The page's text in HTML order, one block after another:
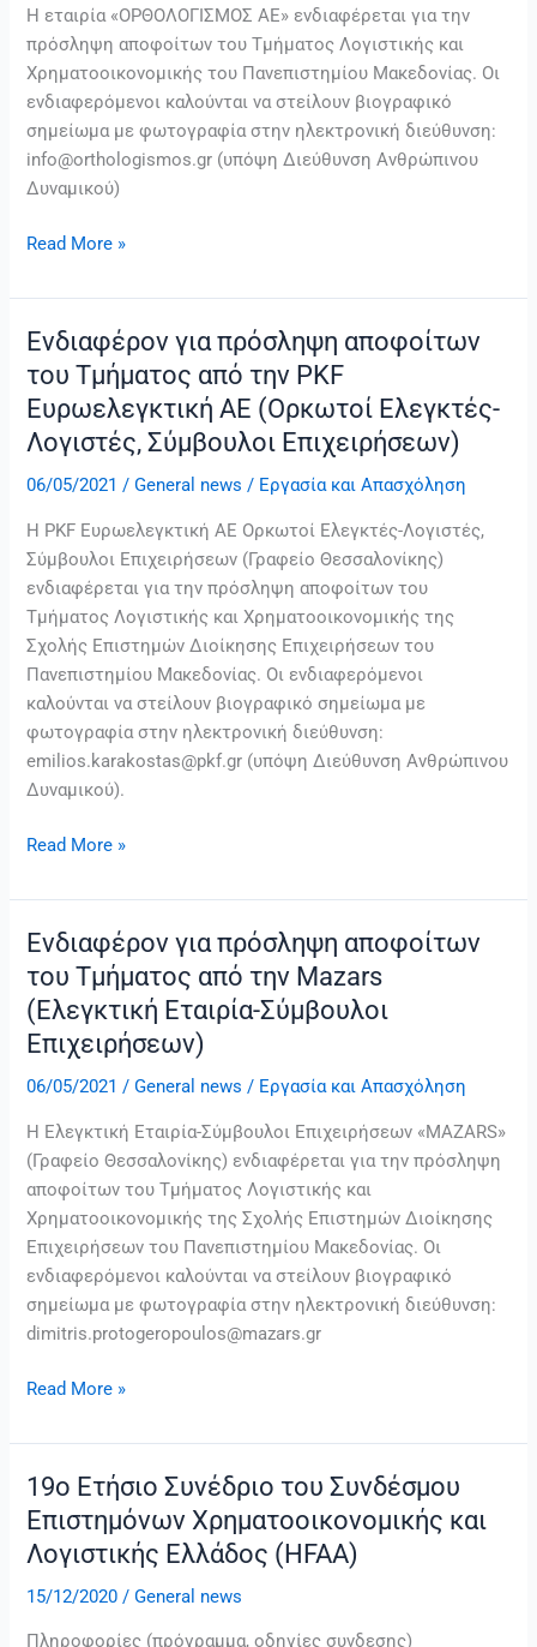
Η εταιρία «ΟΡΘΟΛΟΓΙΣΜΟΣ ΑΕ» ενδιαφέρεται για την
πρόσληψη αποφοίτων του Τμήματος Λογιστικής και
Χρηματοοικονομικής του Πανεπιστημίου Μακεδονίας. Οι
ενδιαφερόμενοι καλούνται να στείλουν βιογραφικό
σημείωμα με φωτογραφία στην ηλεκτρονική διεύθυνση:
info@orthologismos.gr (υπόψη Διεύθυνση Ανθρώπινου
Δυναμικού)
την
"Ορθολογισμός
Read More »
Ενδιαφέρον για πρόσληψη αποφοίτων
του Τμήματος από την PKF
Ευρωελεγκτική ΑΕ (Ορκωτοί Ελεγκτές-
Λογιστές, Σύμβουλοι Επιχειρήσεων)
06/05/2021/General news / Εργασία και Απασχόληση
Η PKF Ευρωελεγκτική ΑΕ Ορκωτοί Ελεγκτές-Λογιστές,
Σύμβουλοι Επιχειρήσεων (Γραφείο Θεσσαλονίκης)
ενδιαφέρεται για την πρόσληψη αποφοίτων του
Τμήματος Λογιστικής και Χρηματοοικονομικής της
Σχολής Επιστημών Διοίκησης Επιχειρήσεων του
Πανεπιστημίου Μακεδονίας. Οι ενδιαφερόμενοι
καλούνται να στείλουν βιογραφικό σημείωμα με
φωτογραφία στην ηλεκτρονική διεύθυνση:
emilios.karakostas@pkf.gr (υπόψη Διεύθυνση Ανθρώπινου
Δυναμικού).
Ενδιαφέρον
για
πρόσληψη
αποφοίτων
του
Τμήματος
την
PKF
Ευρωελεγκτική
ΑΕ
(Ορκωτοί
Ελεγκτές-
Λογιστές,
Σύμβουλοι
Επιχειρήσεων)
Read More »
Ενδιαφέρον για πρόσληψη αποφοίτων
του Τμήματος από την Mazars
(Ελεγκτική Εταιρία-Σύμβουλοι
Επιχειρήσεων)
06/05/2021/General news / Εργασία και Απασχόληση
Η Ελεγκτική Εταιρία-Σύμβουλοι Επιχειρήσεων «MAZARS»
(Γραφείο Θεσσαλονίκης) ενδιαφέρεται για την πρόσληψη
αποφοίτων του Τμήματος Λογιστικής και
Χρηματοοικονομικής της Σχολής Επιστημών Διοίκησης
Επιχειρήσεων του Πανεπιστημίου Μακεδονίας. Οι
ενδιαφερόμενοι καλούνται να στείλουν βιογραφικό
σημείωμα με φωτογραφία στην ηλεκτρονική διεύθυνση:
dimitris.protogeropoulos@mazars.gr
Ενδιαφέρον
για
πρόσληψη
αποφοίτων
του
Τμήματος
την
Mazars
(Ελεγκτική
Εταιρία-
Σύμβουλοι
Επιχειρήσεων)
Read More »
19ο Ετήσιο Συνέδριο του Συνδέσμου
Επιστημόνων Χρηματοοικονομικής και
Λογιστικής Ελλάδος (HFAA)
15/12/2020/General news
Πληροφορίες (πρόγραμμα, οδηγίες συνδεσης)
19ο
Ετήσιο
Συνέδριο
του
Συνδέσμου
Επιστημόνων